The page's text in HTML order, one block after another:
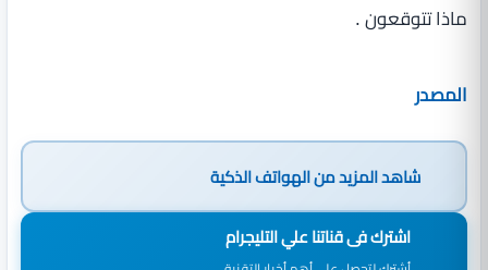
ماذا تتوقعون .
المصدر
شاهد المزيد منالهواتف الذكية
اشترك فى قناتنا علي التليجرام